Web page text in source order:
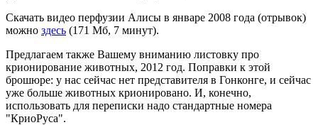
Скачать видео перфузии Алисы в январе 2008 года (отрывок)
можно здесь (171 Мб, 7 минут).
Предлагаем также Вашему вниманию листовку про
крионирование животных, 2012 год. Поправки к этой
брошюре: у нас сейчас нет представителя в Гонконге, и сейчас
уже больше животных крионировано. И, конечно,
использовать для переписки надо стандартные номера
"КриоРуса".